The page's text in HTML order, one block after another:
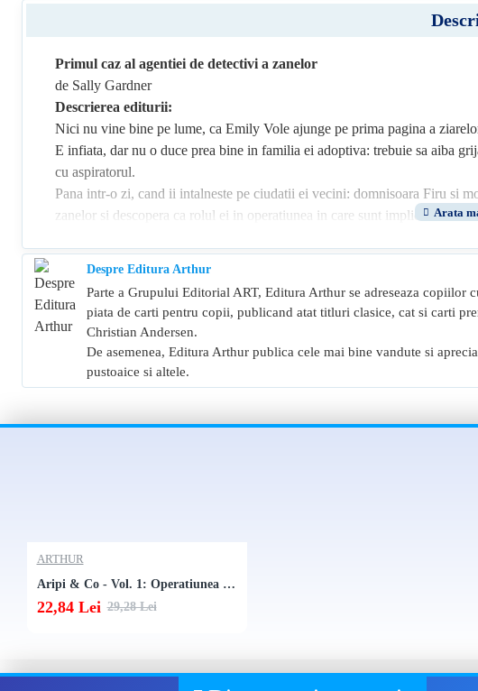
Despre Editura Arthur
Parte a Grupului Editorial ART, Editura Arthur se adreseaza copiilor
piata de carti pentru copii, publicand atat titluri clasice, cat si carti
Christian Andersen.
De asemenea, Editura Arthur publica cele mai bine vandute si
pustoaice si altele.
Primul caz al agentiei de detectivi a zanelor
de Sally Gardner
Descrierea editurii:
Nici nu vine bine pe lume, ca Emily Vole ajunge pe prima pagina a
E infiata, dar nu o duce prea bine in familia ei adoptiva: trebuie sa aiba
cu aspiratorul.
Pana intr-o zi, cand ii intalneste pe ciudatii ei vecini: domnisoara Firu si
zanelor si descopera ca rolul ei in operatiunea in care sunt implicati